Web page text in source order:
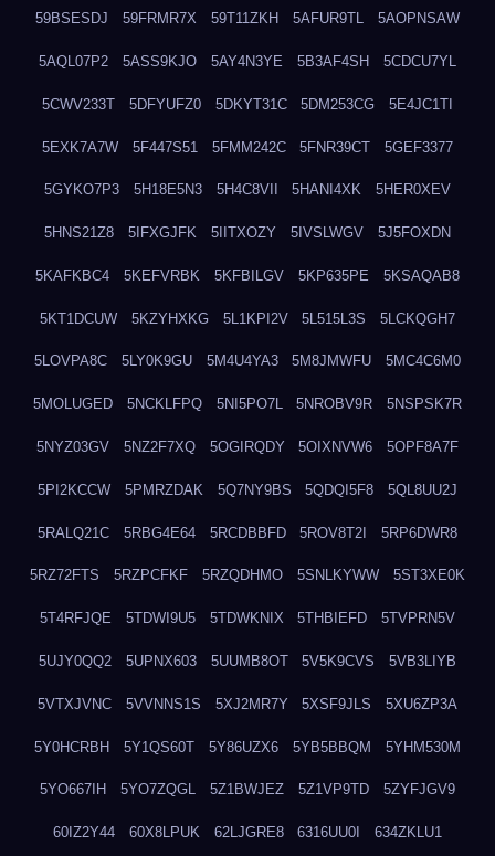
59BSESDJ 59FRMR7X 59T11ZKH 5AFUR9TL 5AOPNSAW
5AQL07P2 5ASS9KJO 5AY4N3YE 5B3AF4SH 5CDCU7YL
5CWV233T 5DFYUFZ0 5DKYT31C 5DM253CG 5E4JC1TI
5EXK7A7W 5F447S51 5FMM242C 5FNR39CT 5GEF3377
5GYKO7P3 5H18E5N3 5H4C8VII 5HANI4XK 5HER0XEV
5HNS21Z8 5IFXGJFK 5IITXOZY 5IVSLWGV 5J5FOXDN
5KAFKBC4 5KEFVRBK 5KFBILGV 5KP635PE 5KSAQAB8
5KT1DCUW 5KZYHXKG 5L1KPI2V 5L515L3S 5LCKQGH7
5LOVPA8C 5LY0K9GU 5M4U4YA3 5M8JMWFU 5MC4C6M0
5MOLUGED 5NCKLFPQ 5NI5PO7L 5NROBV9R 5NSPSK7R
5NYZ03GV 5NZ2F7XQ 5OGIRQDY 5OIXNVW6 5OPF8A7F
5PI2KCCW 5PMRZDAK 5Q7NY9BS 5QDQI5F8 5QL8UU2J
5RALQ21C 5RBG4E64 5RCDBBFD 5ROV8T2I 5RP6DWR8
5RZ72FTS 5RZPCFKF 5RZQDHMO 5SNLKYWW 5ST3XE0K
5T4RFJQE 5TDWI9U5 5TDWKNIX 5THBIEFD 5TVPRN5V
5UJY0QQ2 5UPNX603 5UUMB8OT 5V5K9CVS 5VB3LIYB
5VTXJVNC 5VVNNS1S 5XJ2MR7Y 5XSF9JLS 5XU6ZP3A
5Y0HCRBH 5Y1QS60T 5Y86UZX6 5YB5BBQM 5YHM530M
5YO667IH 5YO7ZQGL 5Z1BWJEZ 5Z1VP9TD 5ZYFJGV9
60IZ2Y44 60X8LPUK 62LJGRE8 6316UU0I 634ZKLU1